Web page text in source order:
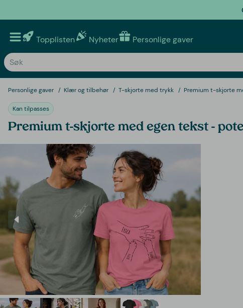
Topplisten Nyheter Personlige gaver
Personlige gaver Klær og tilbehør T-skjorte med trykk Premium t-skjorte
Kan tilpasses
Premium t-skjorte med egen tekst -